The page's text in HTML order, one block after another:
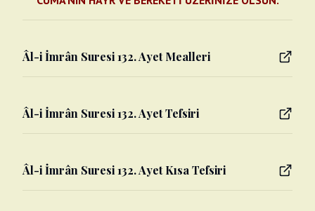
Âl-i İmrân Suresi 132. Ayet Mealleri
Âl-i İmrân Suresi 132. Ayet Tefsiri
Âl-i İmrân Suresi 132. Ayet Kısa Tefsiri